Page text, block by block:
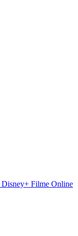
Disney+ Filme Online